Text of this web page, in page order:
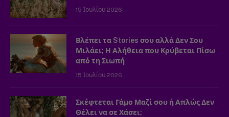
15 Ιουλίου 2026
Βλέπει τα Stories σου αλλά Δεν Σου
Μιλάει; Η Αλήθεια που Κρύβεται Πίσω
από τη Σιωπή
15 Ιουλίου 2026
Σκέφτεται Γάμο Μαζί σου ή Απλώς Δεν
Θέλει να σε Χάσει;